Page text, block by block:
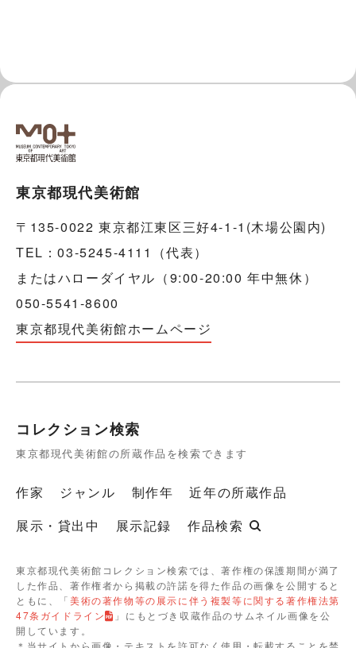
東京都現代美術館
〒135-0022 東京都江東区三好4-1-1(木場公園内)
TEL：03-5245-4111（代表）
またはハローダイヤル（9:00-20:00 年中無休）
050-5541-8600
東京都現代美術館ホームページ
コレクション検索
東京都現代美術館の所蔵作品を検索できます
作家 ジャンル 制作年
近年の所蔵作品
展示・貸出中
展示記録 作品検索
東京都現代美術館コレクション検索では、著作権の保護期間が満了
した作品、著作権者から掲載の許諾を得た作品の画像を公開すると
ともに、「美術の著作物等の展示に伴う複製等に関する著作権法第
47条ガイドライン
」にもとづき収蔵作品のサムネイル画像を公
開しています。
＊当サイトから画像・テキストを許可なく使用・転載することを禁